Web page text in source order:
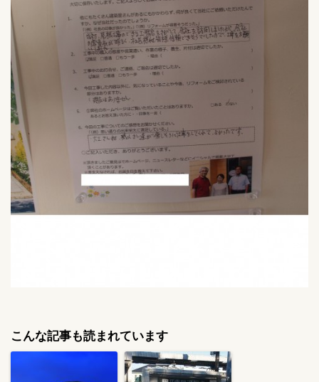
こんな記事も読まれています